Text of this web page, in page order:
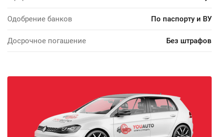
Одобрение банков По паспорту и ВУ
Досрочное погашение Без штрафов